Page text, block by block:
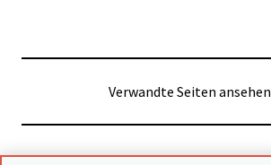
Verwandte Seiten ansehen